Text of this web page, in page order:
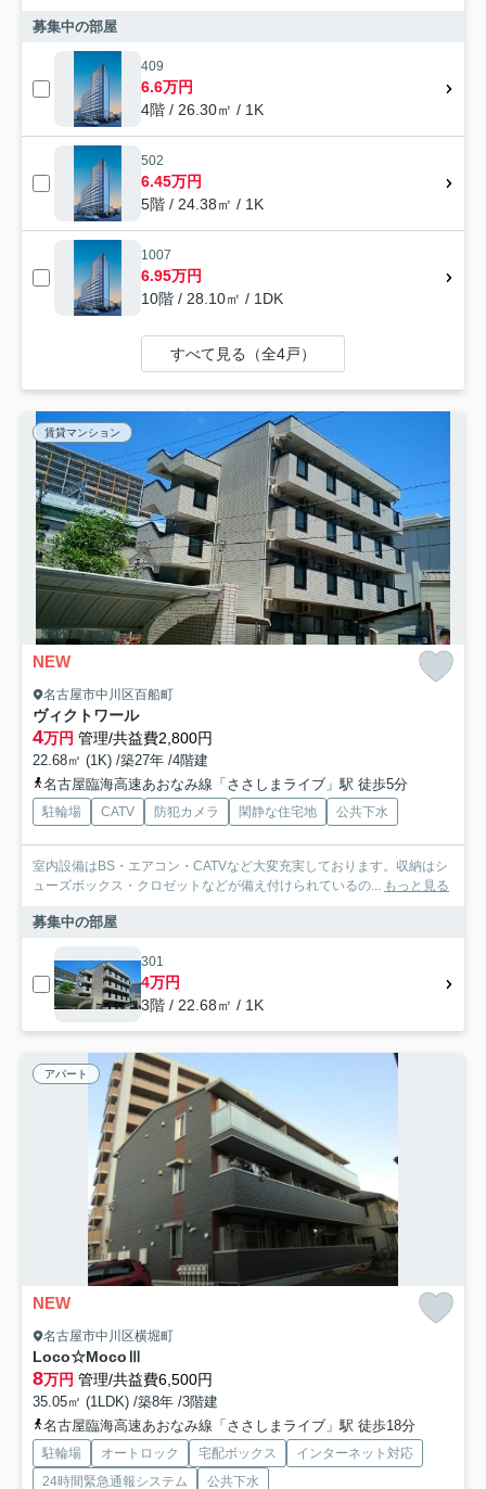
募集中の部屋
409
6.6万円
4階 / 26.30㎡ / 1K
502
6.45万円
5階 / 24.38㎡ / 1K
1007
6.95万円
10階 / 28.10㎡ / 1DK
すべて見る（全4戸）
賃貸マンション
NEW
名古屋市中川区百船町
ヴィクトワール
4万円 管理/共益費2,800円
22.68㎡ (1K) /築27年 /4階建
名古屋臨海高速あおなみ線「ささしまライブ」駅 徒歩5分
駐輪場 CATV 防犯カメラ 閑静な住宅地 公共下水
室内設備はBS・エアコン・CATVなど大変充実しております。収納はシ
ューズボックス・クロゼットなどが備え付けられているの... もっと見る
募集中の部屋
301
4万円
3階 / 22.68㎡ / 1K
アパート
NEW
名古屋市中川区横堀町
Loco☆MocoⅢ
8万円 管理/共益費6,500円
35.05㎡ (1LDK) /築8年 /3階建
名古屋臨海高速あおなみ線「ささしまライブ」駅 徒歩18分
駐輪場 オートロック 宅配ボックス
インターネット対応
24時間緊急通報システム
公共下水